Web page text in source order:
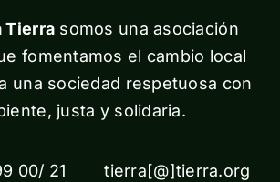
Tierra somos una asociación
fomentamos el cambio local
una sociedad respetuosa con
justa y solidaria.
99 00/ 21 tierra[@]tierra.org